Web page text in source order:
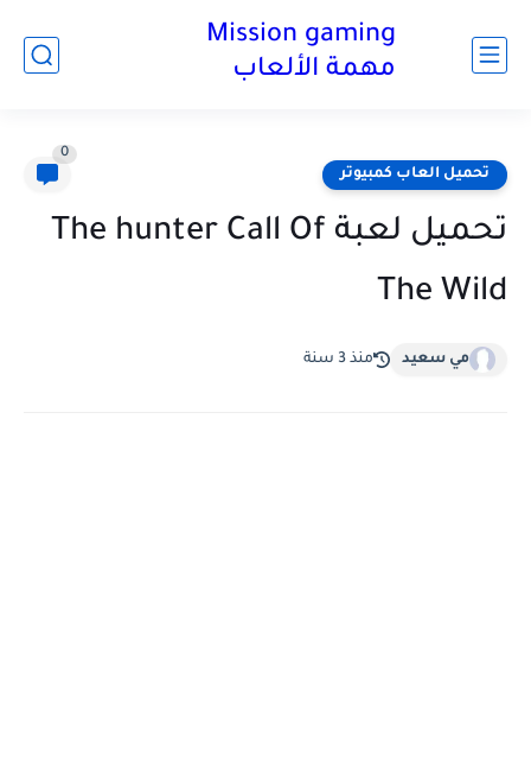
Mission gaming
مهمة الألعاب
تحميل العاب كمبيوتر
0
تحميل لعبة The hunter Call Of
The Wild
مي سعيد منذ 3 سنة